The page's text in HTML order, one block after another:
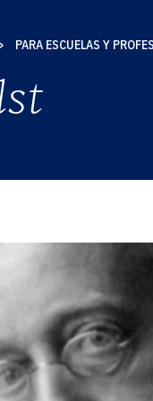
PARA ESCUELAS Y